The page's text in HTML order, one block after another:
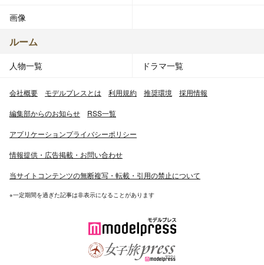
画像
ルーム
人物一覧 ドラマ一覧
会社概要 モデルプレスとは 利用規約 推奨環境 採用情報
編集部からのお知らせ RSS一覧
アプリケーションプライバシーポリシー
情報提供・広告掲載・お問い合わせ
当サイトコンテンツの無断複写・転載・引用の禁止について
※一定期間を過ぎた記事は非表示になることがあります